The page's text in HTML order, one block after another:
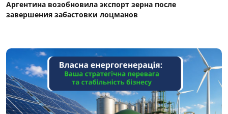
Аргентина возобновила экспорт зерна после
завершения забастовки лоцманов